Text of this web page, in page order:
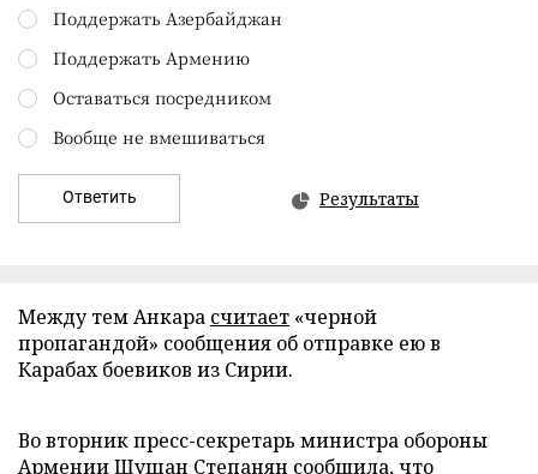
Поддержать Азербайджан
Поддержать Армению
Оставаться посредником
Вообще не вмешиваться
Ответить Результаты
Между тем Анкара считает «черной
пропагандой» сообщения об отправке ею в
Карабах боевиков из Сирии.
Во вторник пресс-секретарь министра обороны
Армении Шушан Степанян сообщила, что